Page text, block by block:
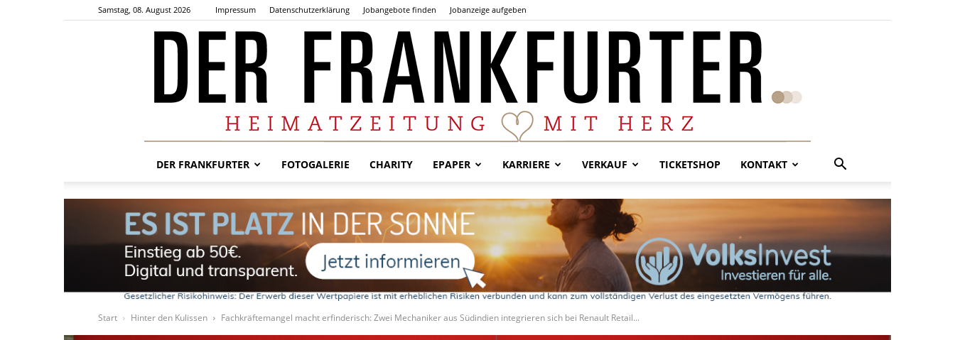
Samstag, 08. August 2026 Impressum Datenschutzerklärung Jobangebote finden Jobanzeige aufgeben
Frankfurter
DER FRANKFURTER FOTOGALERIE CHARITY EPAPER KARRIERE VERKAUF TICKETSHOP KONTAKT
Start Hinter den Kulissen Fachkräftemangel macht erfinderisch: Zwei Mechaniker aus Südindien integrieren sich bei Renault Retail...